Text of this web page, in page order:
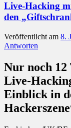
Live-Hacking
den
Veröffentlicht am 8.
Antworten
Nur noch
Live-
Einblick in